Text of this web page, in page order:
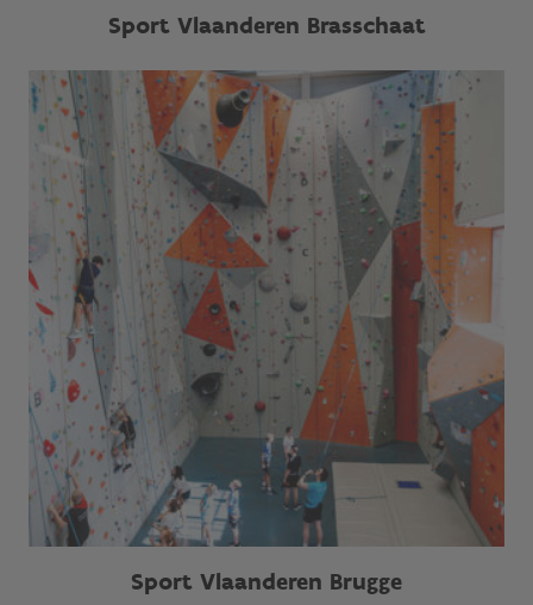
Sport Vlaanderen Brasschaat
Sport Vlaanderen Brugge